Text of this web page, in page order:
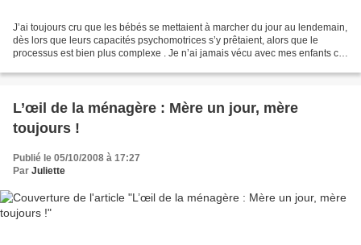
J’ai toujours cru que les bébés se mettaient à marcher du jour au lendemain,
dès lors que leurs capacités psychomotrices s’y prêtaient, alors que le
processus est bien plus complexe . Je n’ai jamais vécu avec mes enfants cet
L’œil de la ménagère : Mère un jour, mère
toujours !
Publié le 05/10/2008 à 17:27
Par Juliette